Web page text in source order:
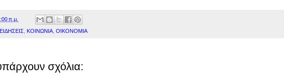
π.μ.
ΕΙΔΗΣΕΙΣ ΚΟΙΝΩΝΙΑ ΟΙΚΟΝΟΜΙΑ
σχόλια: